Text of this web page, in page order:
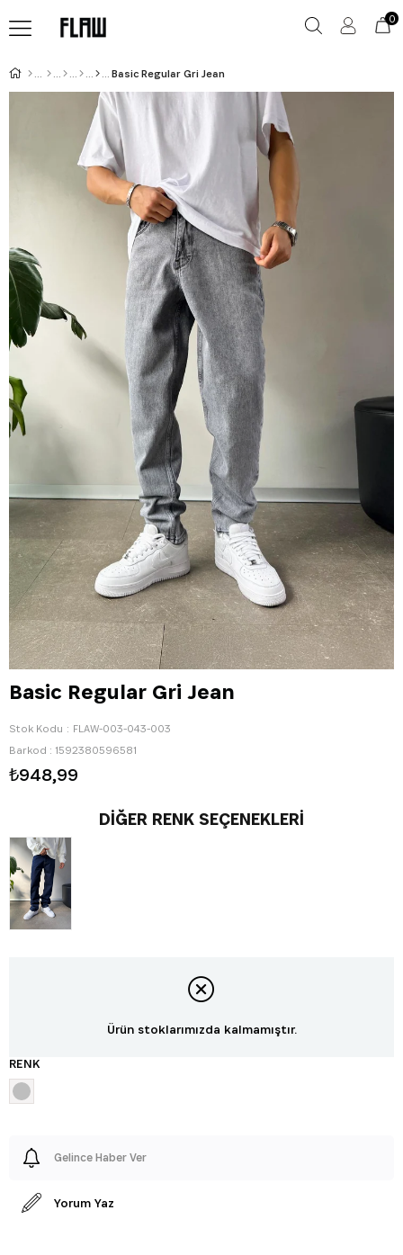
0
Basic Regular Gri Jean
Basic Regular Gri Jean
Stok Kodu
FLAW-003-043-003
Barkod : 1592380596581
₺948,99
DIĞER RENK SEÇENEKLERI
Ürün stoklarımızda kalmamıştır.
RENK
Gelince Haber Ver
Yorum Yaz